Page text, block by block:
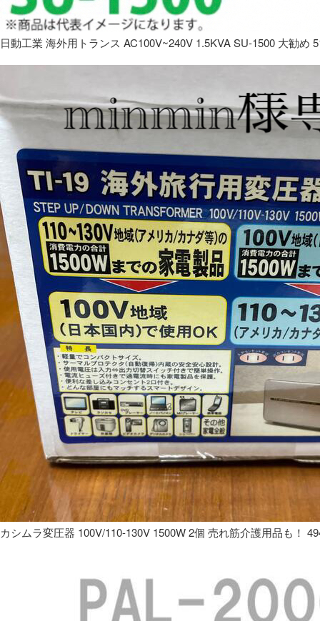
日動工業 海外用トランス AC100V~240V 1.5KVA SU-1500 大勧め
カシムラ変圧器 100V/110-130V 1500W 2個 売れ筋介護用品も！